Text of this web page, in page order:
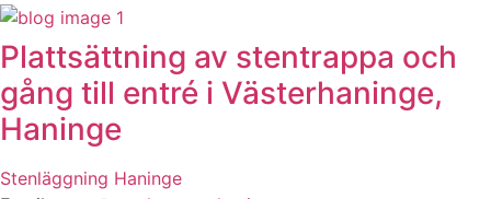
Plattsättning av stentrappa och
gång till entré i Västerhaninge,
Haninge
Stenläggning Haninge